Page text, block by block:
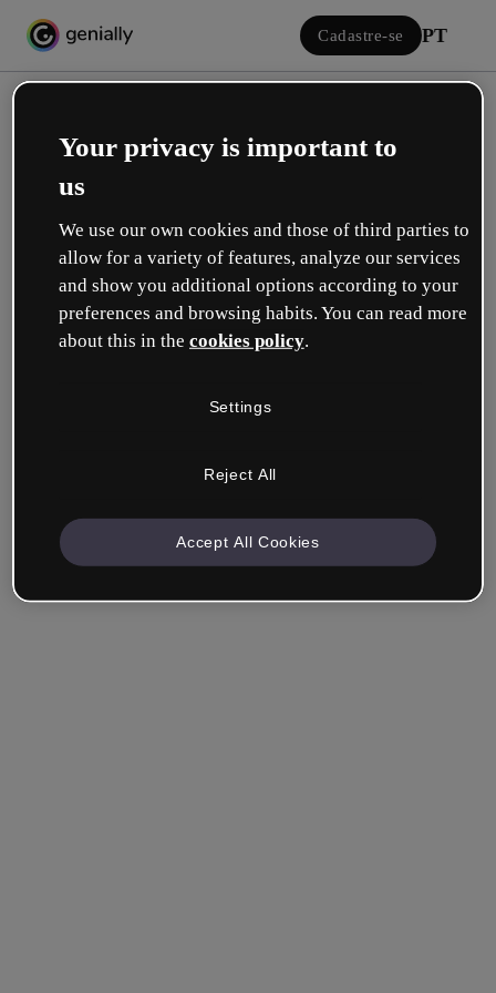
Cadastre-se PT
Iniciar sessão
Inicie sessão com o Google
Mantenha-me conectado Esqueceu sua senha?
Your privacy is important to
us
We use our own cookies and those of third parties to
allow for a variety of features, analyze our services
and show you additional options according to your
preferences and browsing habits. You can read more
about this in the cookies policy.
Settings
Reject All
Accept All Cookies